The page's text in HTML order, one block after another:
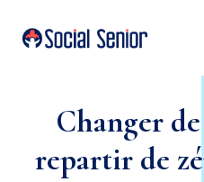
Changer
repartir de